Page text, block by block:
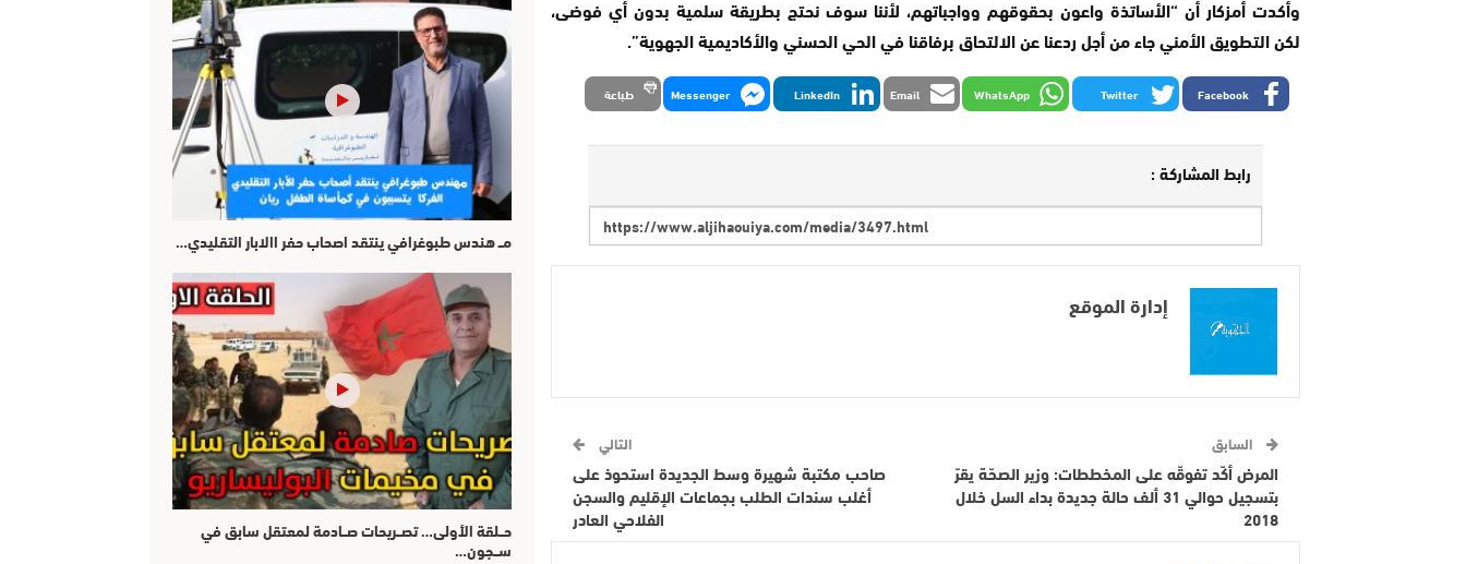
وأكدت أمزكار أن “الأساتذة واعون بحقوقهم وواجباتهم، لأننا سوف نحتج بطريقة سلمية بدون أي فوضى،
لكن التطويق الأمني جاء من أجل ردعنا عن الالتحاق برفاقنا في الحي الحسني والأكاديمية الجهوية”.
Facebook
Twitter
WhatsApp
Email
LinkedIn
Messenger طباعة
رابط المشاركة :
إدارة الموقع
السابق
المرض أكّد تفوقّه على المخططات: وزير الصحّة يقرّ
بتسجيل حوالي 31 ألف حالة جديدة بداء السل خلال
2018
التالي
صاحب مكتبة شهيرة وسط الجديدة استحوذ على
أغلب سندات الطلب بجماعات الإقليم والسجن
الفلاحي العادر
مــ هندس طبوغرافي ينتقد اصحاب حفر االابار التقليدي…
حــلقة الأولى… تصــريحات صــادمة لمعتقل سابق في
ســجون…